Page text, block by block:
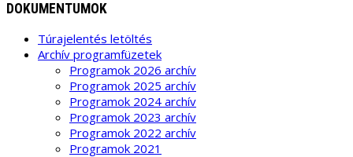
DOKUMENTUMOK
Túrajelentés letöltés
Archív programfüzetek
Programok 2026 archív
Programok 2025 archív
Programok 2024 archív
Programok 2023 archív
Programok 2022 archív
Programok 2021